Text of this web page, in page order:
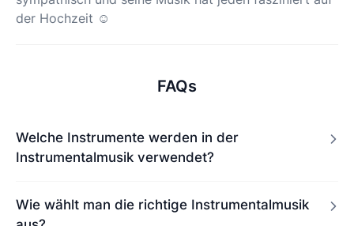
der Hochzeit ☺️
FAQs
Welche Instrumente werden in der
Instrumentalmusik verwendet?
Wie wählt man die richtige Instrumentalmusik